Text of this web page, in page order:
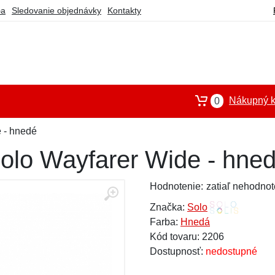
Sledovanie objednávky Kontakty
0 Nákupný
- hnedé
Wayfarer Wide -
Hodnotenie: zatiaľ
Značka: Solo
Farba: Hnedá
Kód tovaru: 2206
Dostupnosť: nedostupné